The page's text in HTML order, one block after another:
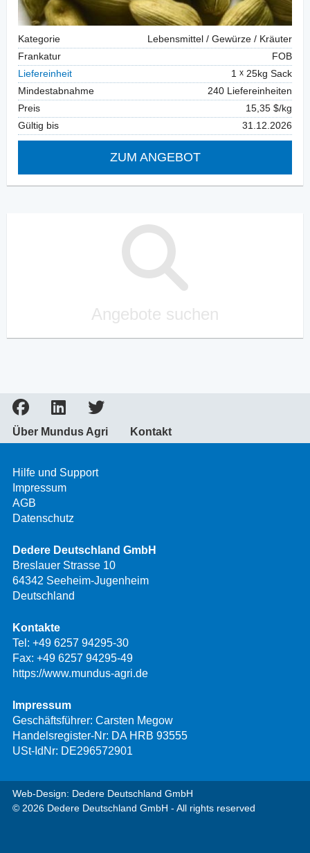
Kategorie
Lebensmittel / Gewürze / Kräuter
Frankatur
FOB
Liefereinheit
1
25kg Sack
Mindestabnahme
240 Liefereinheiten
Preis
15,35 $/kg
Gültig bis
31.12.2026
ZUM ANGEBOT
Angebote suchen
Über Mundus Agri Kontakt
Hilfe und Support
Impressum
AGB
Datenschutz
Dedere Deutschland GmbH
Breslauer Strasse 10
64342 Seeheim-Jugenheim
Deutschland
Kontakte
Tel: +49 6257 94295-30
Fax: +49 6257 94295-49
https://www.mundus-agri.de
Impressum
Geschäftsführer: Carsten Megow
Handelsregister-Nr: DA HRB 93555
USt-IdNr: DE296572901
Web-Design: Dedere Deutschland GmbH
© 2026 Dedere Deutschland GmbH - All rights reserved